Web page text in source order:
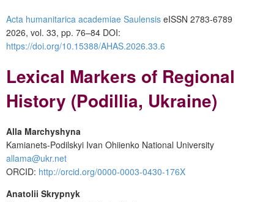
Acta humanitarica academiae Saulensis eISSN 2783-6789
2026, vol. 33, pp. 76–84 DOI:
https://doi.org/10.15388/AHAS.2026.33.6
Lexical Markers of Regional
History (Podillia, Ukraine)
Alla Marchyshyna
Kamianets-Podilskyi Ivan Ohiienko National University
allama@ukr.net
ORCID: http://orcid.org/0000-0003-0430-176X
Anatolii Skrypnyk